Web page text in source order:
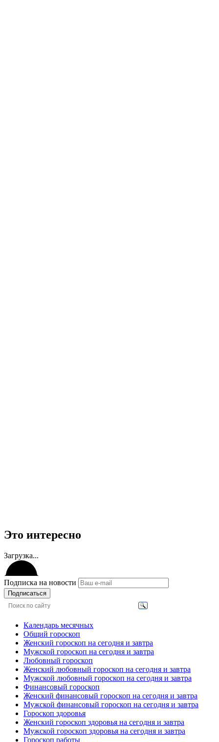
Это интересно
Загрузка...
Подписка на новости
Подписаться
Календарь месячных
Общий гороскоп
Женский гороскоп на сегодня и завтра
Мужской гороскоп на сегодня и завтра
Любовный гороскоп
Женский любовный гороскоп на сегодня и завтра
Мужской любовный гороскоп на сегодня и завтра
Финансовый гороскоп
Женский финансовый гороскоп на сегодня и завтра
Мужской финансовый гороскоп на сегодня и завтра
Гороскоп здоровья
Женский гороскоп здоровья на сегодня и завтра
Мужской гороскоп здоровья на сегодня и завтра
Гороскоп работы